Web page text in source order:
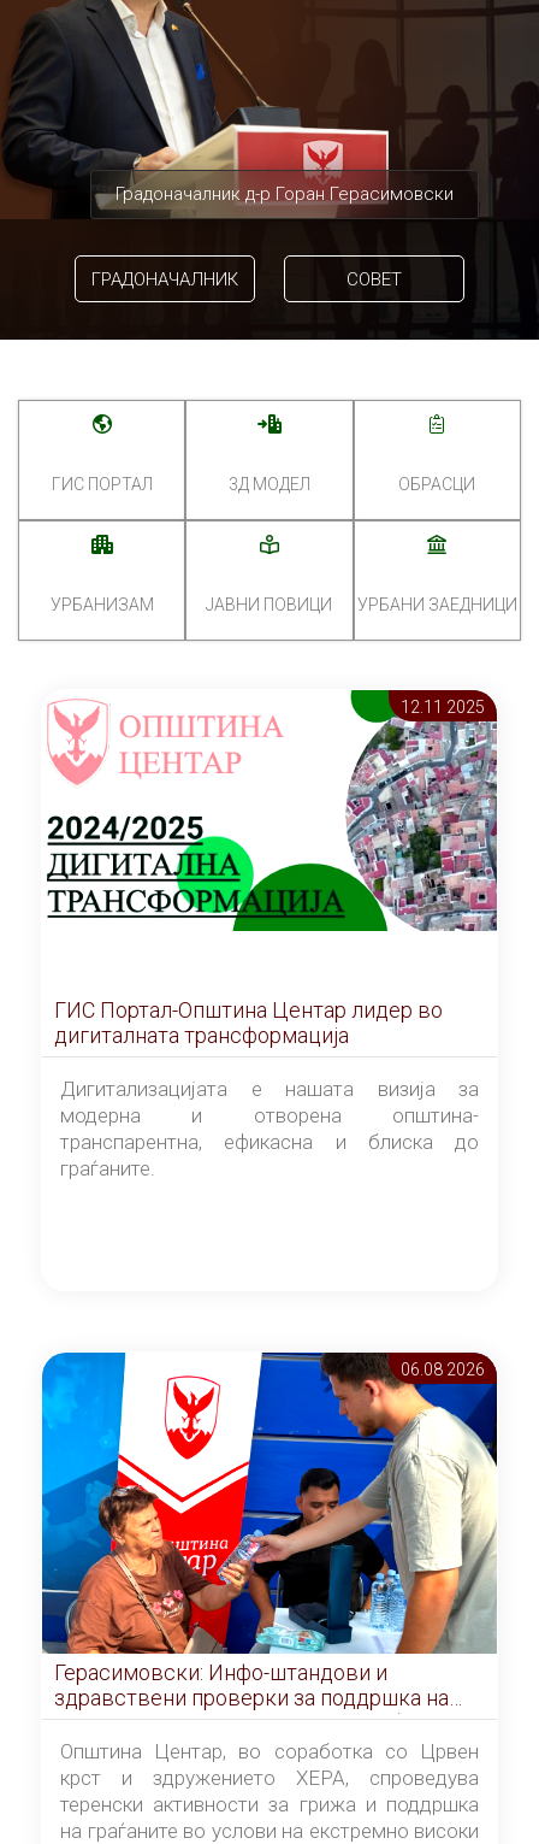
Градоначалник д-р Горан Герасимовски
ГРАДОНАЧАЛНИК СОВЕТ
ГИС ПОРТАЛ 3Д МОДЕЛ ОБРАСЦИ
УРБАНИЗАМ ЈАВНИ ПОВИЦИ УРБАНИ ЗАЕДНИЦИ
12.11 2025
ГИС Портал-Општина Центар лидер во
дигиталната трансформација
Дигитализацијата е нашата визија за
модерна и отворена општина-
транспарентна, ефикасна и блиска до
граѓаните.
06.08 2026
Герасимовски: Инфо-штандови и
здравствени проверки за поддршка на
граѓаните во услови на топлотен бран
Општина Центар, во соработка со Црвен
крст и здружението ХЕРА, спроведува
теренски активности за грижа и поддршка
на граѓаните во услови на екстремно високи